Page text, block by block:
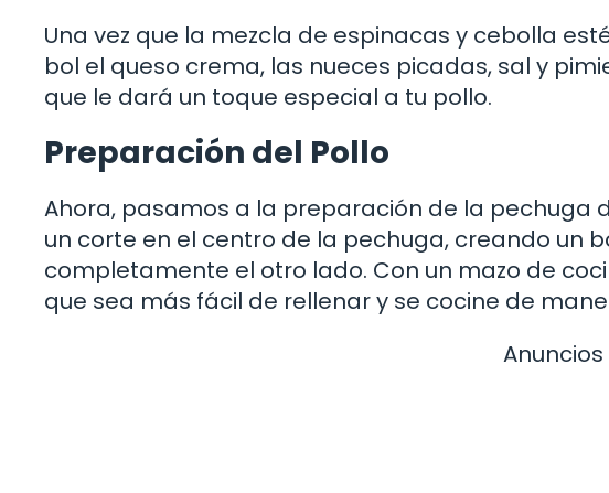
Una vez que la mezcla de espinacas y cebolla
bol el queso crema, las nueces picadas, sal y
que le dará un toque especial a tu pollo.
Preparación del Pollo
Ahora, pasamos a la preparación de la pechuga
un corte en el centro de la pechuga, creando un
completamente el otro lado. Con un mazo de
que sea más fácil de rellenar y se cocine de
Anuncios